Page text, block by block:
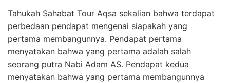
Tahukah Sahabat Tour Aqsa sekalian bahwa terdapat
perbedaan pendapat mengenai siapakah yang
pertama membangunnya. Pendapat pertama
menyatakan bahwa yang pertama adalah salah
seorang putra Nabi Adam AS. Pendapat kedua
menyatakan bahwa yang pertama membangunnya